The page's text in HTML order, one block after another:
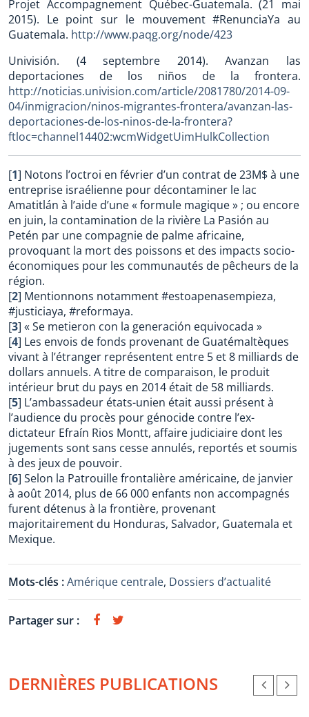
Projet Accompagnement Québec-Guatemala. (21 mai
2015). Le point sur le mouvement #RenunciaYa au
Guatemala. http://www.paqg.org/node/423
Univisión. (4 septembre 2014). Avanzan las
deportaciones de los niños de la frontera.
http://noticias.univision.com/article/2081780/2014-09-
04/inmigracion/ninos-migrantes-frontera/avanzan-las-
deportaciones-de-los-ninos-de-la-frontera?
ftloc=channel14402:wcmWidgetUimHulkCollection
[1] Notons l’octroi en février d’un contrat de 23M$ à une
entreprise israélienne pour décontaminer le lac
Amatitlán à l’aide d’une « formule magique » ; ou encore
en juin, la contamination de la rivière La Pasión au
Petén par une compagnie de palme africaine,
provoquant la mort des poissons et des impacts socio-
économiques pour les communautés de pêcheurs de la
région.
[2] Mentionnons notamment #estoapenasempieza,
#justiciaya, #reformaya.
[3] « Se metieron con la generación equivocada »
[4] Les envois de fonds provenant de Guatémaltèques
vivant à l’étranger représentent entre 5 et 8 milliards de
dollars annuels. A titre de comparaison, le produit
intérieur brut du pays en 2014 était de 58 milliards.
[5] L’ambassadeur états-unien était aussi présent à
l’audience du procès pour génocide contre l’ex-
dictateur Efraín Rios Montt, affaire judiciaire dont les
jugements sont sans cesse annulés, reportés et soumis
à des jeux de pouvoir.
[6] Selon la Patrouille frontalière américaine, de janvier
à août 2014, plus de 66 000 enfants non accompagnés
furent détenus à la frontière, provenant
majoritairement du Honduras, Salvador, Guatemala et
Mexique.
Mots-clés :Amérique centrale, Dossiers d’actualité
Partager sur :
DERNIÈRES PUBLICATIONS